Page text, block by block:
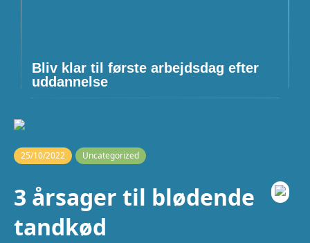
Bliv klar til første arbejdsdag efter
uddannelse
25/10/2022 Uncategorized
3 årsager til blødende
tandkød